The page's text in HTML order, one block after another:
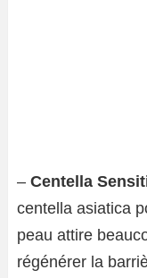
– Centella
centella asiatica
peau attire
régénérer la